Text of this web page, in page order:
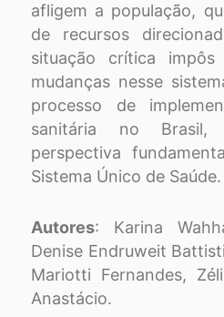
afligem a população,
de recursos
situação crítica
mudanças nesse
processo de
sanitária no
perspectiva
Sistema Único de Saúde.
Autores: Karina
Denise Endruweit
Mariotti Fernandes,
Anastácio.